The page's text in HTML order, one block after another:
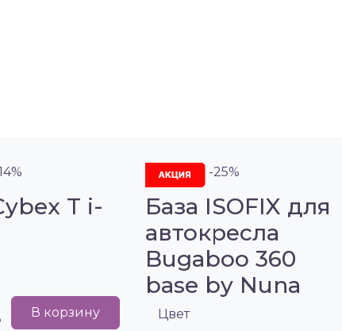
T i-
В корзину
-25%
База ISOFIX для
автокресла
Bugaboo 360
base by Nuna
Цвет